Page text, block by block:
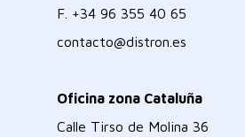
F. +34 96 355 40 65
contacto@distron.es
Oficina zona Cataluña
Calle Tirso de Molina 36